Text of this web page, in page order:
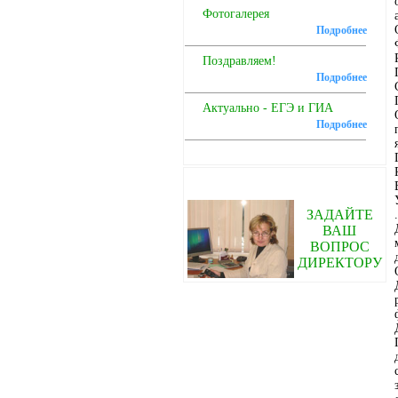
Фотогалерея
Подробнее
Поздравляем!
Подробнее
Актуально - ЕГЭ и ГИА
Подробнее
ЗАДАЙТЕ
ВАШ
ВОПРОС
ДИРЕКТОРУ